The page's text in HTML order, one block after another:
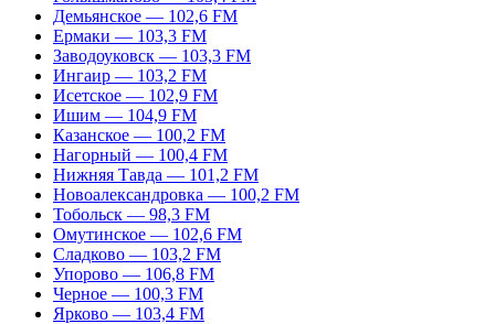
Демьянское — 102,6 FM
Ермаки — 103,3 FM
Заводоуковск — 103,3 FM
Ингаир — 103,2 FM
Исетское — 102,9 FM
Ишим — 104,9 FM
Казанское — 100,2 FM
Нагорный — 100,4 FM
Нижняя Тавда — 101,2 FM
Новоалександровка — 100,2 FM
Тобольск — 98,3 FM
Омутинское — 102,6 FM
Сладково — 103,2 FM
Упорово — 106,8 FM
Черное — 100,3 FM
Ярково — 103,4 FM